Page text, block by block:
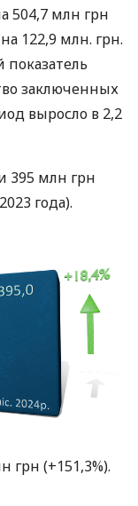
504,7 млн ​​грн
122,9 млн. грн.
заключенных
выросло в 2,2
395 млн грн
года).
(+151,3%).